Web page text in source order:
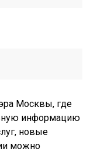
Москвы, где
информацию
новые
можно